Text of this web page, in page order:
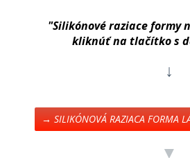
"Silikónové raziace formy
kliknúť na tlačítko s
↓
→ SILIKÓNOVÁ RAZIACA FORMA
▼